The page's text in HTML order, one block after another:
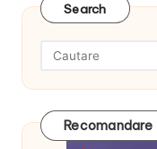
Search
Recomandare